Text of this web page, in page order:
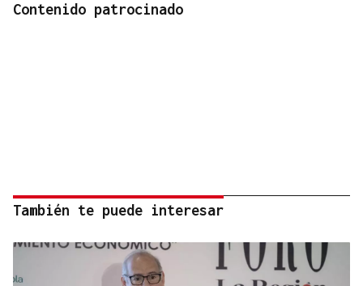
Contenido patrocinado
También te puede interesar